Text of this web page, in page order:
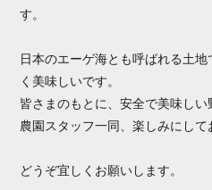
す。
日本のエーゲ海とも呼ばれる土
く美味しいです。
皆さまのもとに、安全で美味し
農園スタッフ一同、楽しみにして
どうぞ宜しくお願いします。